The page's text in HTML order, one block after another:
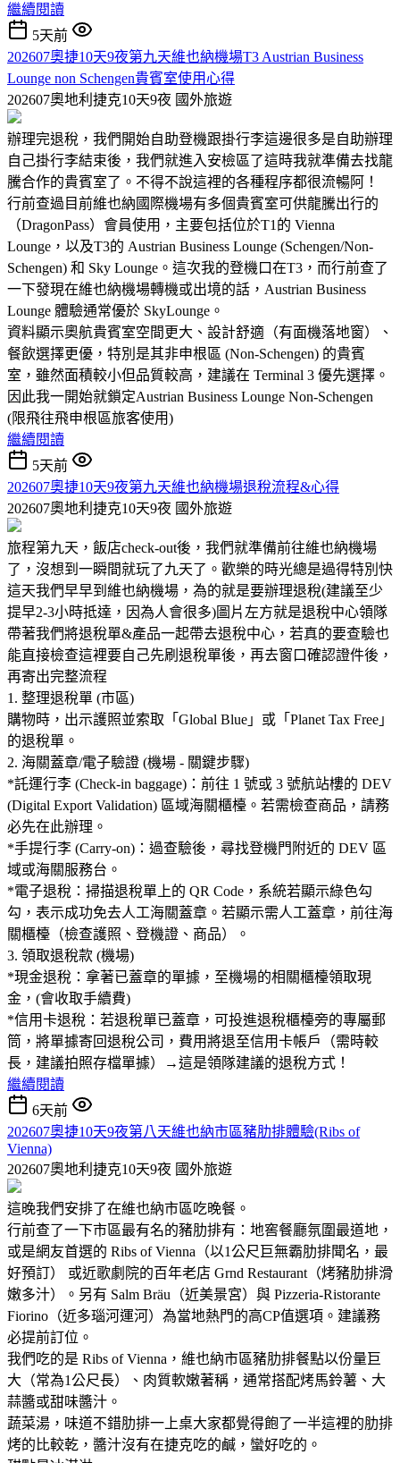
繼續閱讀
5天前
202607奧捷10天9夜第九天維也納機場T3 Austrian Business
Lounge non Schengen貴賓室使用心得
202607奧地利捷克10天9夜 國外旅遊
辦理完退稅，我們開始自助登機跟掛行李這邊很多是自助辦理
自己掛行李結束後，我們就進入安檢區了這時我就準備去找龍
騰合作的貴賓室了。不得不說這裡的各種程序都很流暢阿！
行前查過目前維也納國際機場有多個貴賓室可供龍騰出行的
（DragonPass）會員使用，主要包括位於T1的 Vienna
Lounge，以及T3的 Austrian Business Lounge (Schengen/Non-
Schengen) 和 Sky Lounge。這次我的登機口在T3，而行前查了
一下發現在維也納機場轉機或出境的話，Austrian Business
Lounge 體驗通常優於 SkyLounge。
資料顯示奧航貴賓室空間更大、設計舒適（有面機落地窗）、
餐飲選擇更優，特別是其非申根區 (Non-Schengen) 的貴賓
室，雖然面積較小但品質較高，建議在 Terminal 3 優先選擇。
因此我一開始就鎖定Austrian Business Lounge Non-Schengen
(限飛往飛申根區旅客使用)
繼續閱讀
5天前
202607奧捷10天9夜第九天維也納機場退稅流程&心得
202607奧地利捷克10天9夜 國外旅遊
旅程第九天，飯店check-out後，我們就準備前往維也納機場
了，沒想到一瞬間就玩了九天了。歡樂的時光總是過得特別快
這天我們早早到維也納機場，為的就是要辦理退稅(建議至少
提早2-3小時抵達，因為人會很多)圖片左方就是退稅中心領隊
帶著我們將退稅單&產品一起帶去退稅中心，若真的要查驗也
能直接檢查這裡要自己先刷退稅單後，再去窗口確認證件後，
再寄出完整流程
1. 整理退稅單 (市區)
購物時，出示護照並索取「Global Blue」或「Planet Tax Free」
的退稅單。
2. 海關蓋章/電子驗證 (機場 - 關鍵步驟)
*託運行李 (Check-in baggage)：前往 1 號或 3 號航站樓的 DEV
(Digital Export Validation) 區域海關櫃檯。若需檢查商品，請務
必先在此辦理。
*手提行李 (Carry-on)：過查驗後，尋找登機門附近的 DEV 區
域或海關服務台。
*電子退稅：掃描退稅單上的 QR Code，系統若顯示綠色勾
勾，表示成功免去人工海關蓋章。若顯示需人工蓋章，前往海
關櫃檯（檢查護照、登機證、商品）。
3. 領取退稅款 (機場)
*現金退稅：拿著已蓋章的單據，至機場的相關櫃檯領取現
金，(會收取手續費)
*信用卡退稅：若退稅單已蓋章，可投進退稅櫃檯旁的專屬郵
筒，將單據寄回退稅公司，費用將退至信用卡帳戶（需時較
長，建議拍照存檔單據）→這是領隊建議的退稅方式！
繼續閱讀
6天前
202607奧捷10天9夜第八天維也納市區豬肋排體驗(Ribs of
Vienna)
202607奧地利捷克10天9夜 國外旅遊
這晚我們安排了在維也納市區吃晚餐。
行前查了一下市區最有名的豬肋排有：地窖餐廳氛圍最道地，
或是網友首選的 Ribs of Vienna（以1公尺巨無霸肋排聞名，最
好預訂） 或近歌劇院的百年老店 Grnd Restaurant（烤豬肋排滑
嫩多汁）。另有 Salm Bräu（近美景宮）與 Pizzeria-Ristorante
Fiorino（近多瑙河運河）為當地熱門的高CP值選項。建議務
必提前訂位。
我們吃的是 Ribs of Vienna，維也納市區豬肋排餐點以份量巨
大（常為1公尺長）、肉質軟嫩著稱，通常搭配烤馬鈴薯、大
蒜醬或甜味醬汁。
蔬菜湯，味道不錯肋排一上桌大家都覺得飽了一半這裡的肋排
烤的比較乾，醬汁沒有在捷克吃的鹹，蠻好吃的。